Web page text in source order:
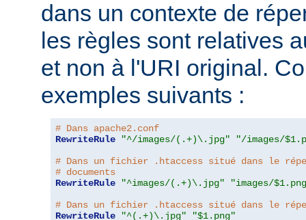
dans un contexte de
les règles sont relatives
et non à l'URI original.
exemples suivants :
# Dans apache2.conf
RewriteRule
"^/images/(.+)\.jpg"
"/images/
# Dans un fichier .htaccess situé dans le
# documents
RewriteRule
"^images/(.+)\.jpg"
"images/
# Dans un fichier .htaccess situé dans le
RewriteRule
"^(.+)\.jpg" "$1.png"